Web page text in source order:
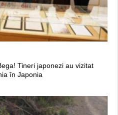
Tineri japonezi au vizitat
în Japonia